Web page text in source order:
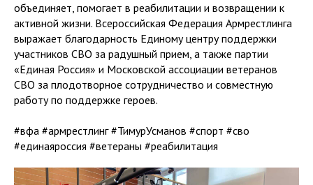
объединяет, помогает в реабилитации и возвращении к
активной жизни. Всероссийская Федерация Армрестлинга
выражает благодарность Единому центру поддержки
участников СВО за радушный прием, а также партии
«Единая Россия» и Московской ассоциации ветеранов
СВО за плодотворное сотрудничество и совместную
работу по поддержке героев.
#вфа #армрестлинг #ТимурУсманов #спорт #сво
#единаяроссия #ветераны #реабилитация